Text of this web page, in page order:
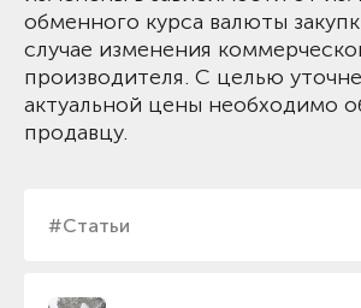
#Статьи
обменного курса валюты
случае изменения
производителя. С целью
актуальной цены необходимо
продавцу.